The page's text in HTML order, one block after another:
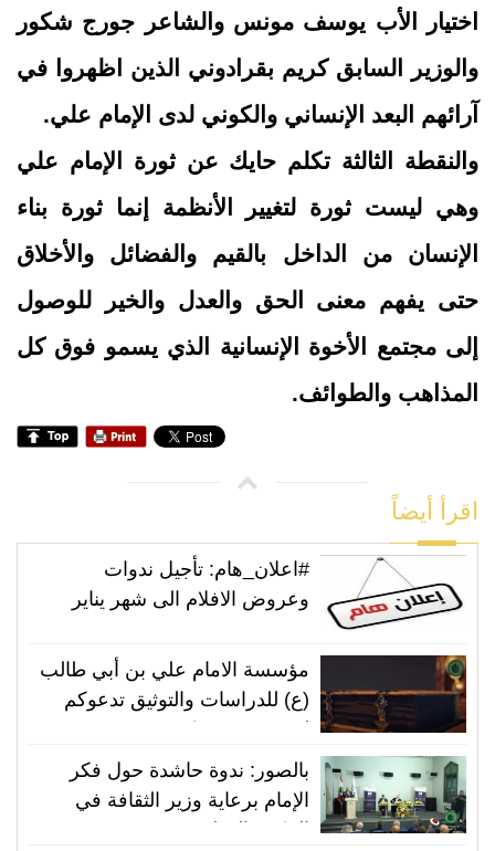
اختيار الأب يوسف مونس والشاعر جورج شكور
والوزير السابق كريم بقرادوني الذين اظهروا في
آرائهم البعد الإنساني والكوني لدى الإمام علي.
والنقطة الثالثة تكلم حايك عن ثورة الإمام علي
وهي ليست ثورة لتغيير الأنظمة إنما ثورة بناء
الإنسان من الداخل بالقيم والفضائل والأخلاق
حتى يفهم معنى الحق والعدل والخير للوصول
إلى مجتمع الأخوة الإنسانية الذي يسمو فوق كل
المذاهب والطوائف.
اقرأ أيضاً
#اعلان_هام: تأجيل ندوات
وعروض الافلام الى شهر يناير
مؤسسة الامام علي بن أبي طالب
(ع) للدراسات والتوثيق تدعوكم
بالصور: ندوة حاشدة حول فكر
الإمام برعاية وزير الثقافة في